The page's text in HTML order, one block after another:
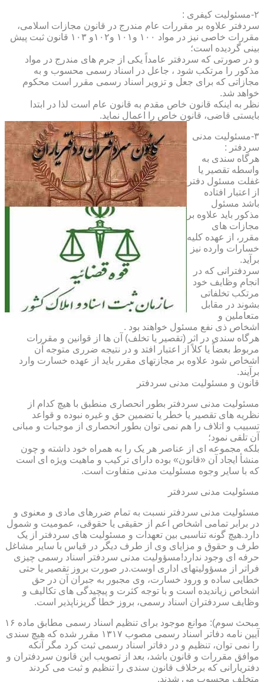
۲-مسئولیت کیفری :
سردفتر علاوه بر مقررات عام مندرج در قانون مجازات اسلامی،
مقررات خاصی نیز در مواد ۱۰۰ و۱۰۱ و۱۰۲و ۱۰۳ قانون ثبت پیش
بینی گردیده است؛
و در صورتی که سردفتر عامداً یکی از جرم های مندرج در مواد
مذکور را مرتکب شود ، جاعل در اسناد رسمی محسوب و به
مجازاتی که برای جعل و تزویر اسناد رسمی مقرر است محکوم
خواهد شد.
نظر به اینکه قانون خاص مقدم به قانون عام است لذا در ابتدا
بایستی قاضی، قانون خاص را اعمال نماید.
۳-مسئولیت مدنی
سردفتر :
هرگاه سندی به
واسطه تقصیر یا
غفلت مسئول دفتر
از اعتبار افتاده
باشد مسئول
مذکور باید علاوه بر
مجازات های
مقرر، از عهده کلیه
خسارات وارده نیز
برآید.
سردفترانی که در
انجام وظایف خود
مرتکب تخلفاتی
بشوند در مقابل
متعاملین و
اشخاص ذی نفع مسئول خواهند بود .
هرگاه سندی در اثر (تقصیر یا تخلف) آن ها از قوانین و مقررات
مربوط بعضاً یا کلاً از اعتبار افتد و در نتیجه ضرری متوجه آن
اشخاص شود علاوه بر مجازتهای مقرر باید از عهده خسارت وارد
برآیند.
قانون و مسئولیت مدنی سردفتر
مسئولیت مدنی سردفتر بطور انحصاری منطبق با هیچ کدام از
نظریه های تقصیر یا خطر یا تضمین حق و غیره نبوده و قواعد
تسبیب و اتلاف را هم نمی توان بطور انحصاری از موجبات و مبانی
آن تلقی نمود؛
بلکه مجموعه ای از عناصر هر یک را به همراه خود داشته و چون
منشأ ایجاد آن «قانون» بوده دارای ترکیب و ماهیت ویژه ای است
که با سایر وجوه مسئولیت مدنی متفاوت است.
مسئولیت مدنی سردفتر
مسئولیت مدنی سردفتر نسبت به تمام ضررهای مادی و معنوی و
در برابر تمامی اشخاص اعم از حقیقی یا حقوقی، عمومیت و شمول
دارد.هیچ گونه تناسبی بین تعهدات و مسئولیت های سردفتر از یک
طرف و حقوق و مزایای وی از طرف دیگر در قیاس با سایر مشاغل
حرفه ای وجود ندارد!مسؤولیت مدنی سردفتر اسناد رسمی چیزی
فراتر از مسؤولیتهای اداری اوست.در صورت بروز تقصیر یا حتی
خطایی ساده و ورود خسارت، وی مجبور به جبران آن در حق
اشخاص زیاندیده است و با توجه کثرت و پیچیدگی های تکالیف و
وظایف سردفتران اسناد رسمی، بروز خطا گریزناپذیر است.
مبحث سوم): موانع موجود برای تنظیم اسناد رسمی مطابق ماده ۱۶
آیین نامه دفاتر اسناد رسمی مصوب ۱۳۱۷ مقرر شده که هیچ سندی
را نمی توان، تنظیم و در دفاتر اسناد رسمی ثبت کرد مگر آنکه
موافق مقررات و قانون باشد، بعد از تصویب این قانون سردفتران و
دفتریارانی که برخلاف قانون سندی را تنظیم و ثبت می کردند
متخلف محسوب می شدند.